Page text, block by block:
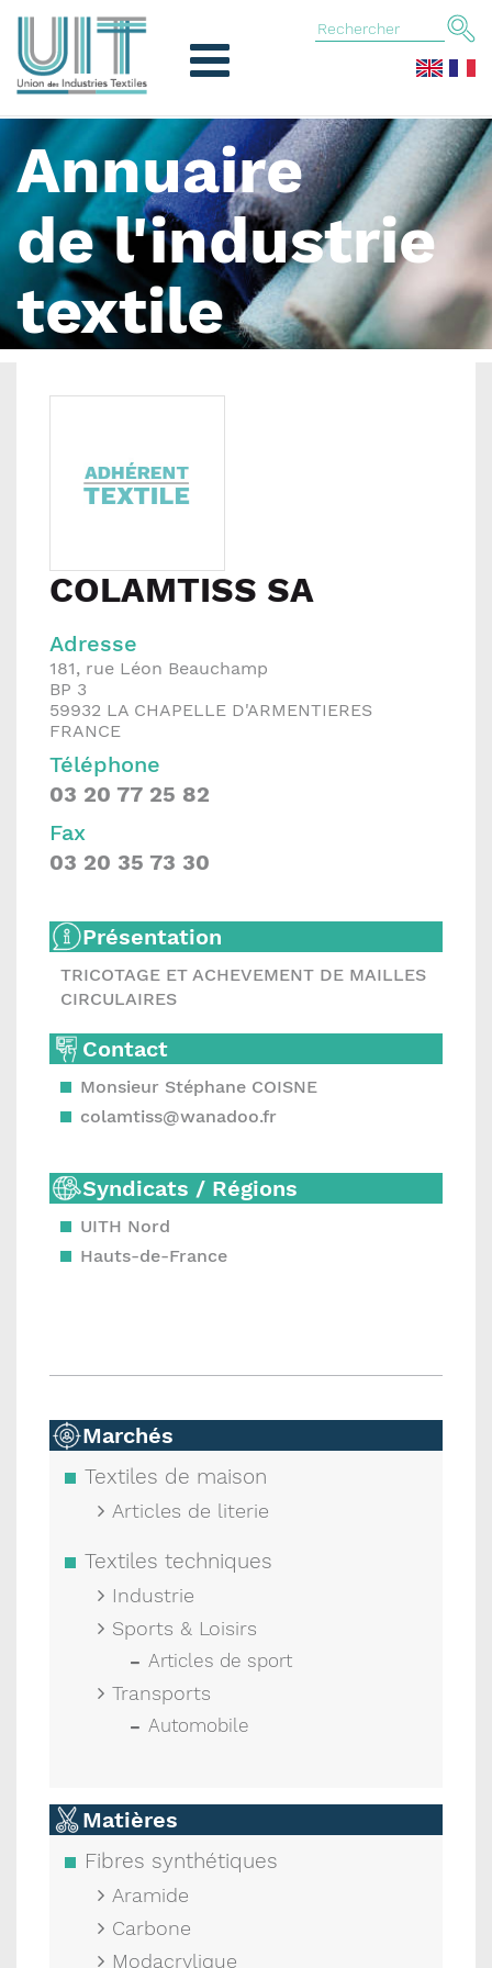
Annuaire
de l'industrie
textile
COLAMTISS SA
Adresse
181, rue Léon Beauchamp
BP 3
59932 LA CHAPELLE D'ARMENTIERES
FRANCE
Téléphone
03 20 77 25 82
Fax
03 20 35 73 30
Présentation
TRICOTAGE ET ACHEVEMENT DE MAILLES
CIRCULAIRES
Contact
Monsieur Stéphane COISNE
colamtiss@wanadoo.fr
Syndicats / Régions
UITH Nord
Hauts-de-France
Marchés
Textiles de maison
Articles de literie
Textiles techniques
Industrie
Sports & Loisirs
Articles de sport
Transports
Automobile
Matières
Fibres synthétiques
Aramide
Carbone
Modacrylique